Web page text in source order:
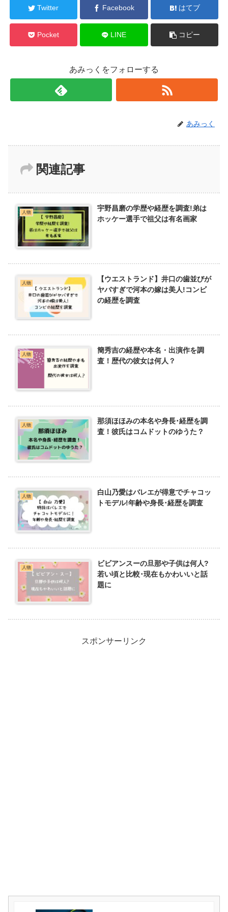
Twitter Facebook はてブ
Pocket LINE コピー
あみっくをフォローする
あみっく
関連記事
人物
宇野昌磨の学歴や経歴を調査!弟は
ホッケー選手で祖父は有名画家
人物
【ウエストランド】井口の歯並びが
ヤバすぎで河本の嫁は美人!コンビ
の経歴を調査
人物
簡秀吉の経歴や本名・出演作を調
査！歴代の彼女は何人？
人物
那須ほほみの本名や身長･経歴を調
査！彼氏はコムドットのゆうた？
人物
白山乃愛はバレエが得意でチャコッ
トモデル!年齢や身長･経歴を調査
人物
ビビアンスーの旦那や子供は何人?
若い頃と比較･現在もかわいいと話
題に
スポンサーリンク